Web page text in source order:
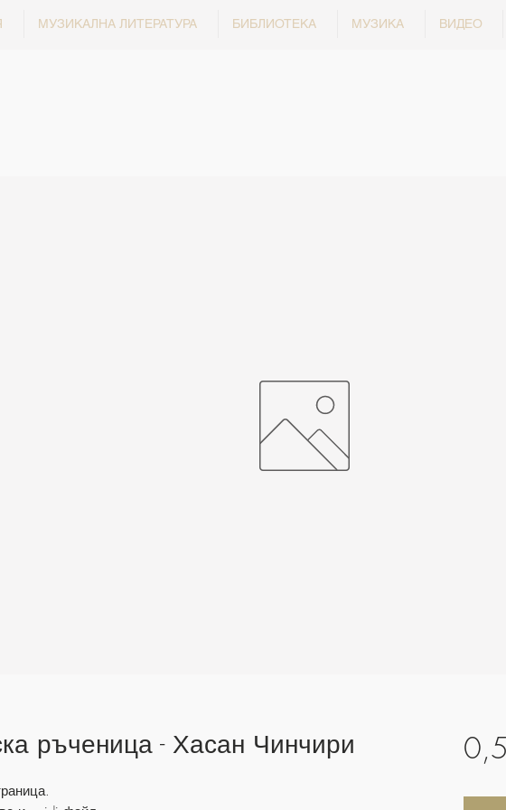
МУЗИКАЛНА ЛИТЕРАТУРА БИБЛИОТЕКА МУЗИКА ВИДЕО
ръченица - Хасан Чинчири